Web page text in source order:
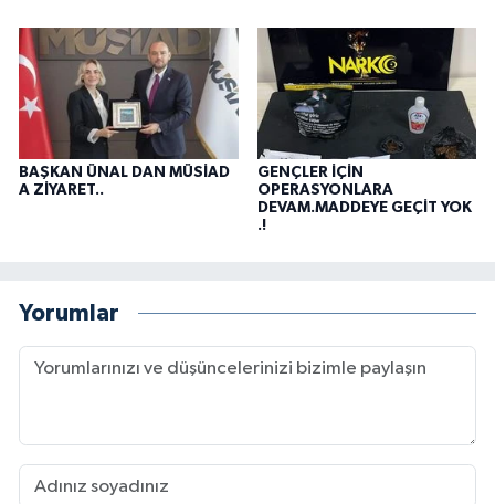
BAŞKAN ÜNAL DAN MÜSİAD
A ZİYARET..
GENÇLER İÇİN
OPERASYONLARA
DEVAM.MADDEYE GEÇİT YOK
.!
Yorumlar